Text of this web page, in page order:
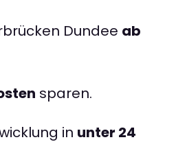
Dundee ab
sparen.
in unter 24